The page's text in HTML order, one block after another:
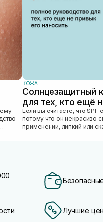
КОЖА
Солнцезащитный
для тех, кто ещё
Если вы считаете, что SPF
потому что он некрасиво
применении, липкий или
Лучшие